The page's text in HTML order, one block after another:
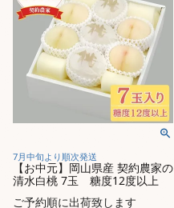
7月中旬より順次発送
【お中元】岡山県産 契約農家の
清水白桃 7玉 糖度12度以上
ご予約順に出荷致します